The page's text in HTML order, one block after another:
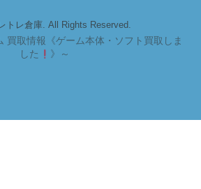
トレ倉庫. All Rights Reserved.
買取情報《ゲーム本体・ソフト買取しま
した
》～